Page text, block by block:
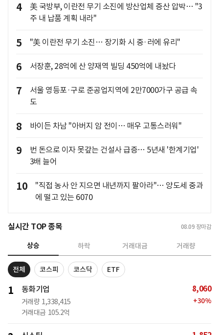
4
美 국방부, 이란전 무기 소진에 방산업체 증산 압박… "3
주 내 납품 계획 내라"
5 "美 이란전 무기 소진… 장기화 시 중·러에 유리"
6 서장훈, 28억에 산 양재역 빌딩 450억에 내놨다
7
서울 영등포·구로 준공업지역에 2만7000가구 공급 속
도
8 바이든 차남 "아버지 암 전이… 매우 고통스러워"
9
번 돈으로 이자 못갚는 건설사 급증… 5년새 '한계기업'
3배 늘어
10
"직접 농사 안 지으면 내년까지 팔아라"… 양도세 중과
에 떨고 있는 6070
실시간 TOP 종목 08.09 장마감
상승 하락 거래대금 거래량
전체 코스피 코스닥 ETF
1 동화기업
거래량 1,338,415
거래대금 105.2억
8,060
+30%